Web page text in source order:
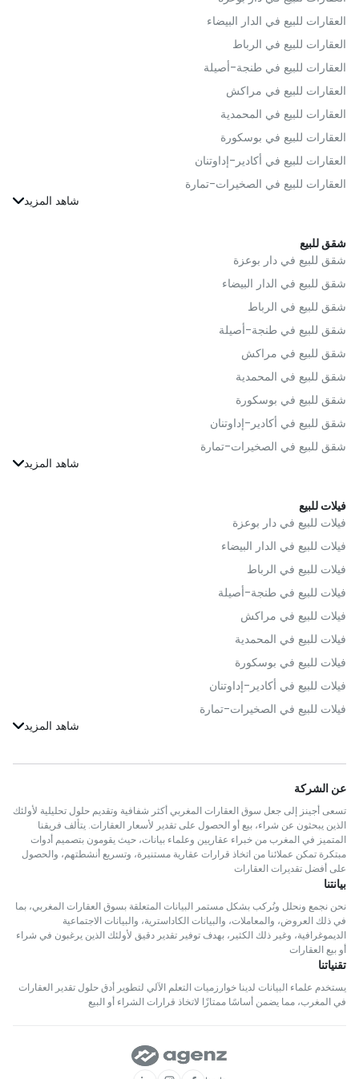
العقارات للبيع في الدار البيضاء
العقارات للبيع في الرباط
العقارات للبيع في طنجة-أصيلة
العقارات للبيع في مراكش
العقارات للبيع في المحمدية
العقارات للبيع في بوسكورة
العقارات للبيع في أكادير-إداوتنان
العقارات للبيع في الصخيرات-تمارة
العقارات للبيع في فاس
العقارات للبيع في بنسليمان
العقارات للبيع في الحوز
العقارات للبيع في مولاي يعقوب
العقارات للبيع في الناظور
العقارات للبيع في سلا
العقارات للبيع في صفرو
العقارات للبيع في برشيد
العقارات للبيع في الصويرة
العقارات للبيع في الرحامنة
العقارات للبيع في تارودانت
العقارات للبيع في إنزكان-آيت ملول
العقارات للبيع في undefined
العقارات للبيع في الخميسات
العقارات للبيع في الحسيمة
العقارات للبيع في سطات
العقارات للبيع في تنغير
العقارات للبيع في تطوان
العقارات للبيع في أزيلال
العقارات للبيع في تزنيت
العقارات للبيع في الفحص-أنجرة
العقارات للبيع في إفران
العقارات للبيع في آسفي
العقارات للبيع في بركان
العقارات للبيع في قلعة السراغنة
العقارات للبيع في الحاجب
العقارات للبيع في ورزازات
العقارات للبيع في خريبكة
العقارات للبيع في بني ملال
العقارات للبيع في العرائش
شقق للبيع
شقق للبيع في دار بوعزة
شقق للبيع في الدار البيضاء
شقق للبيع في الرباط
شقق للبيع في طنجة-أصيلة
شقق للبيع في مراكش
شقق للبيع في المحمدية
شقق للبيع في بوسكورة
شقق للبيع في أكادير-إداوتنان
شقق للبيع في الصخيرات-تمارة
شقق للبيع في فاس
شقق للبيع في بنسليمان
شقق للبيع في مولاي يعقوب
شقق للبيع في سلا
شقق للبيع في صفرو
شقق للبيع في برشيد
شقق للبيع في مديونة
شقق للبيع في مكناس
شقق للبيع في الرحامنة
شقق للبيع في الحسيمة
شقق للبيع في سطات
شقق للبيع في تطوان
شقق للبيع في تزنيت
شقق للبيع في الفحص-أنجرة
شقق للبيع في إفران
شقق للبيع في آسفي
شقق للبيع في بركان
شقق للبيع في خريبكة
شقق للبيع في العرائش
فيلات للبيع
فيلات للبيع في دار بوعزة
فيلات للبيع في الدار البيضاء
فيلات للبيع في الرباط
فيلات للبيع في طنجة-أصيلة
فيلات للبيع في مراكش
فيلات للبيع في المحمدية
فيلات للبيع في بوسكورة
فيلات للبيع في أكادير-إداوتنان
فيلات للبيع في الصخيرات-تمارة
فيلات للبيع في بنسليمان
فيلات للبيع في الحوز
فيلات للبيع في مولاي يعقوب
فيلات للبيع في سلا
فيلات للبيع في صفرو
فيلات للبيع في برشيد
فيلات للبيع في الصويرة
فيلات للبيع في مديونة
فيلات للبيع في مكناس
فيلات للبيع في تارودانت
عن الشركة
تسعى أجينز إلى جعل سوق العقارات المغربي أكثر شفافية وتقديم حلول تحليلية لأولئك
الذين يبحثون عن شراء، بيع أو الحصول على تقدير لأسعار العقارات. يتألف فريقنا
المتميز في المغرب من خبراء عقاريين وعلماء بيانات، حيث يقومون بتصميم أدوات
مبتكرة تمكن عملائنا من اتخاذ قرارات عقارية مستنيرة، وتسريع أنشطتهم، والحصول
على أفضل تقديرات العقارات
بيانتنا
نحن نجمع ونحلل ونُركب بشكل مستمر البيانات المتعلقة بسوق العقارات المغربي، بما
في ذلك العروض، والمعاملات، والبيانات الكاداسترية، والبيانات الاجتماعية
الديموغرافية، وغير ذلك الكثير، بهدف توفير تقدير دقيق لأولئك الذين يرغبون في شراء
أو بيع العقارات
تقنياتنا
يستخدم علماء البيانات لدينا خوارزميات التعلم الآلي لتطوير أدق حلول تقدير العقارات
في المغرب، مما يضمن أساسًا ممتازًا لاتخاذ قرارات الشراء أو البيع